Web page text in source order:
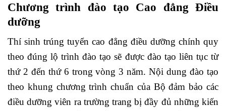
Chương trình đào tạo Cao đẳng Điều
dưỡng
Thí sinh trúng tuyểncao đẳng điều dưỡng chính quy
theo đúng lộ trình đào tạo sẽ được đào tạo liên tục từ
thứ 2 đến thứ 6 trong vòng 3 năm. Nội dung đào tạo
theo khung chương trình chuẩn của Bộ đảm bảo các
điều dưỡng viên ra trường trang bị đầy đủ những kiến